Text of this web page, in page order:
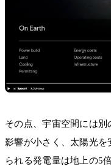
その点、宇宙空間には
影響が小さく、太陽光
られる発電量は地上の5